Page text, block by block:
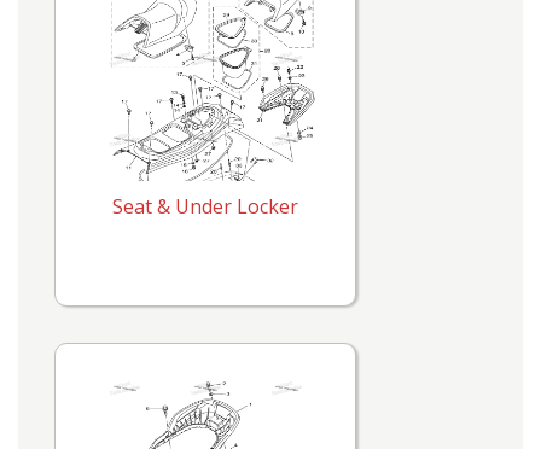
Seat & Under Locker